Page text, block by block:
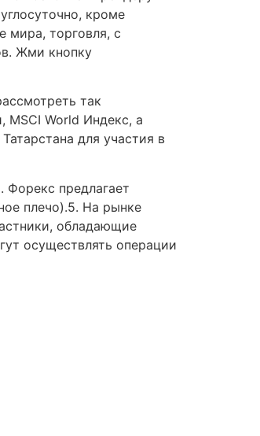
кроме
мира, торговля, с
Жми кнопку
так
MSCI World Индекс, а
для участия в
предлагает
плечо).5. На рынке
обладающие
осуществлять операции